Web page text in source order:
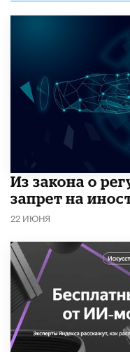
Из закона о
запрет на
22 ИЮНЯ